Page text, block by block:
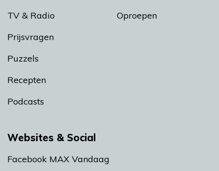
TV & Radio
Prijsvragen
Puzzels
Recepten
Podcasts
Oproepen
Websites & Social
Facebook MAX Vandaag